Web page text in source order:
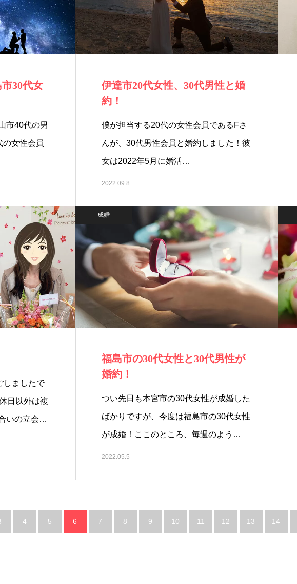
30代女
市40代の男
の女性会員
伊達市20代女性、30代男性と婚
約！
僕が担当する20代の女性会員であるFさ
んが、30代男性会員と婚約しました！彼
女は2022年5月に婚活…
2022.09.8
しましたで
日以外は複
いの立会…
成婚
福島市の30代女性と30代男性が
婚約！
つい先日も本宮市の30代女性が成婚した
ばかりですが、今度は福島市の30代女性
が成婚！ここのところ、毎週のよう…
2022.05.5
4 5 6 7 8 9 10 11 12 13 14